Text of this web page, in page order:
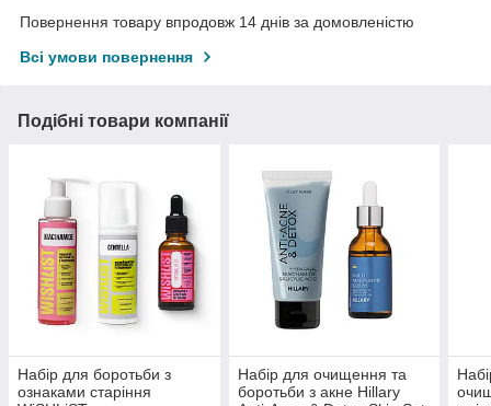
Повернення товару впродовж 14 днів за домовленістю
Всі умови повернення
Подібні товари компанії
Набір для боротьби з
ознаками старіння
Набір для очищення та
боротьби з акне Hillary